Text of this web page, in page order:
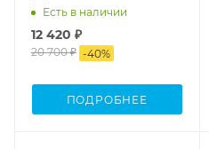
Есть в наличии
12 420 ₽
20 700 ₽ -40%
ПОДРОБНЕЕ